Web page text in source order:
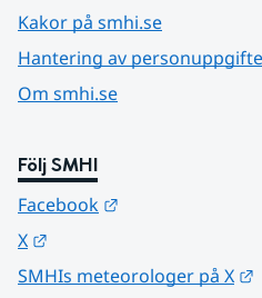
Kakor på smhi.se
Hantering av
Om smhi.se
Följ SMHI
Facebook
X
SMHIs meteorologer på X